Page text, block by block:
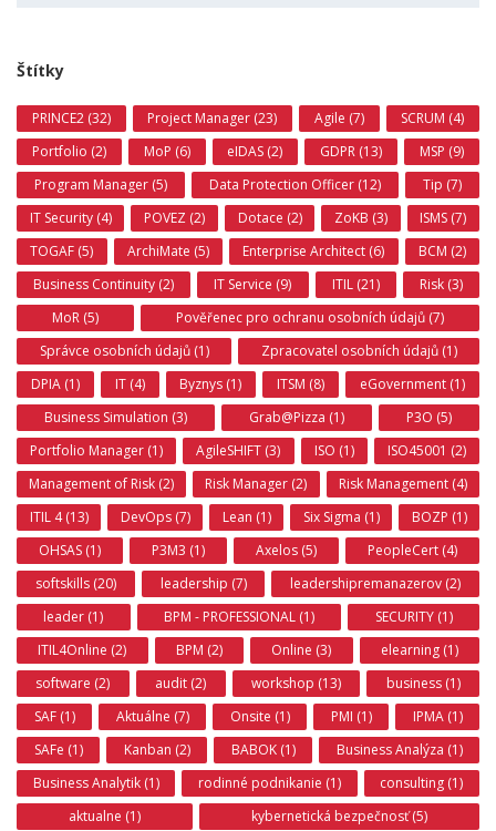
Štítky
PRINCE2 (32) Project Manager (23) Agile (7)
SCRUM (4)
Portfolio (2)
MoP (6) eIDAS (2) GDPR (13)
MSP (9)
Program Manager (5)
Data Protection Officer (12)
Tip (7)
IT Security (4)
POVEZ (2) Dotace (2) ZoKB (3)
ISMS (7)
TOGAF (5)
ArchiMate (5) Enterprise Architect (6)
BCM (2)
Business Continuity (2)
IT Service (9) ITIL (21)
Risk (3)
MoR (5)
Pověřenec pro ochranu osobních údajů (7)
Správce osobních údajů (1)
Zpracovatel osobních údajů (1)
DPIA (1)
IT (4) Byznys (1) ITSM (8)
eGovernment (1)
Business Simulation (3)
Grab@Pizza (1)
P3O (5)
Portfolio Manager (1)
AgileSHIFT (3) ISO (1)
ISO45001 (2)
Management of Risk (2)
Risk Manager (2)
Risk Management (4)
ITIL 4 (13)
DevOps (7) Lean (1) Six Sigma (1)
BOZP (1)
OHSAS (1)
P3M3 (1) Axelos (5)
PeopleCert (4)
softskills (20)
leadership (7)
leadershipremanazerov (2)
leader (1)
BPM - PROFESSIONAL (1)
SECURITY (1)
ITIL4Online (2)
BPM (2) Online (3)
elearning (1)
software (2)
audit (2) workshop (13)
business (1)
SAF (1)
Aktuálne (7) Onsite (1) PMI (1)
IPMA (1)
SAFe (1)
Kanban (2) BABOK (1)
Business Analýza (1)
Business Analytik (1)
rodinné podnikanie (1)
consulting (1)
aktualne (1)
kybernetická bezpečnosť (5)